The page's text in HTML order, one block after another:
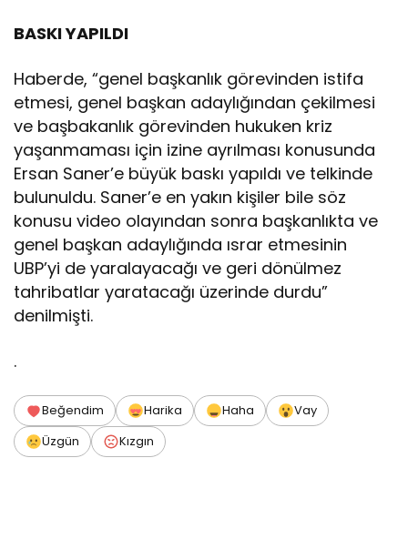
BASKI YAPILDI
Haberde, “genel başkanlık görevinden istifa
etmesi, genel başkan adaylığından çekilmesi
ve başbakanlık görevinden hukuken kriz
yaşanmaması için izine ayrılması konusunda
Ersan Saner’e büyük baskı yapıldı ve telkinde
bulunuldu. Saner’e en yakın kişiler bile söz
konusu video olayından sonra başkanlıkta ve
genel başkan adaylığında ısrar etmesinin
UBP’yi de yaralayacağı ve geri dönülmez
tahribatlar yaratacağı üzerinde durdu”
denilmişti.
.
Beğendim Harika Haha
Vay
Üzgün
Kızgın